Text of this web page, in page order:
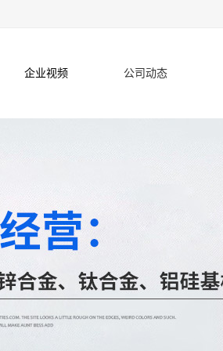
企业视频 公司动态